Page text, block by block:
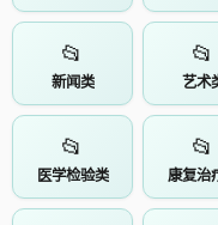
📂
新闻类
📂
艺术
📂
医学检验类
📂
康复治